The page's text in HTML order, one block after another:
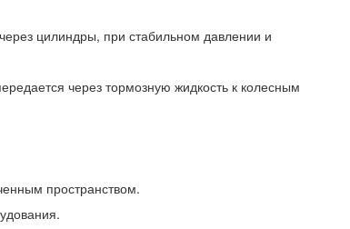
цилиндры, при стабильном давлении и
через тормозную жидкость к колесным
пространством.